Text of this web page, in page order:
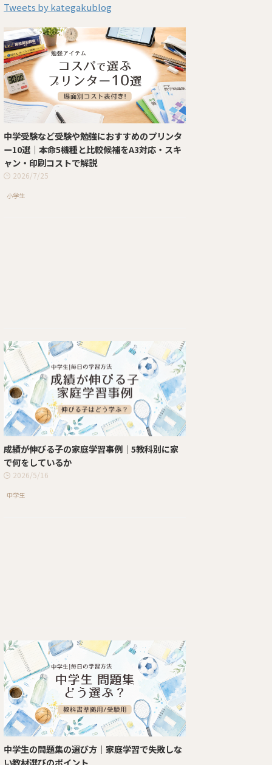
Tweets by kategakublog
中学受験など受験や勉強におすすめのプリンタ
ー10選｜本命5機種と比較候補をA3対応・スキ
ャン・印刷コストで解説
2026/7/25
小学生
成績が伸びる子の家庭学習事例｜5教科別に家
で何をしているか
2026/5/16
中学生
中学生の問題集の選び方｜家庭学習で失敗しな
い教材選びのポイント